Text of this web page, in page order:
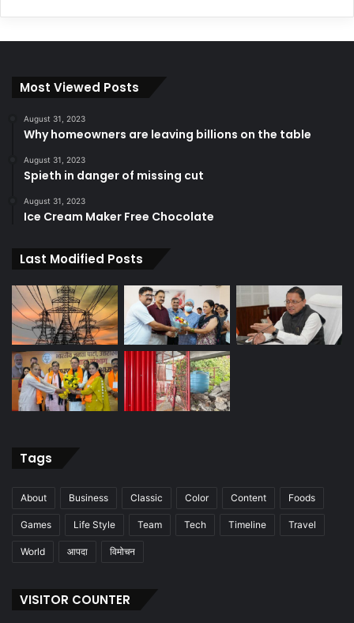
Most Viewed Posts
August 31, 2023
Why homeowners are leaving billions on the table
August 31, 2023
Spieth in danger of missing cut
August 31, 2023
Ice Cream Maker Free Chocolate
Last Modified Posts
Tags
About Business Classic Color Content Foods
Games Life Style Team Tech Timeline Travel
World आपदा विमोचन
VISITOR COUNTER